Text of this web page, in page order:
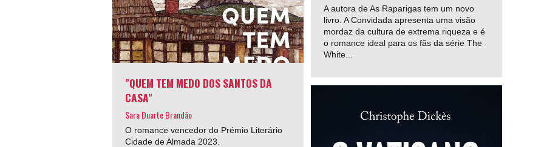
A autora de As Raparigas tem um novo
livro. A Convidada apresenta uma visão
mordaz da cultura de extrema riqueza e é
o romance ideal para os fãs da série The
White...
"QUEM TEM MEDO DOS SANTOS DA
CASA"
Sara Duarte Brandão
O romance vencedor do Prémio Literário
Cidade de Almada 2023.